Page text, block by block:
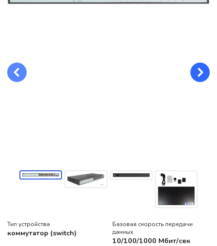
Оплата и доставка
Тип устройства
коммутатор (switch)
Базовая скорость передачи
данных
10/100/1000 Мбит/сек